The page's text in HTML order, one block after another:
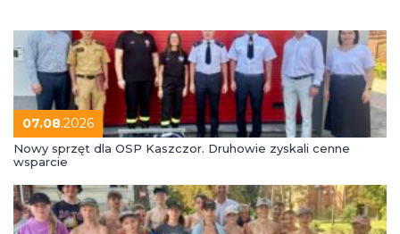
07.08.2026
Nowy sprzęt dla OSP Kaszczor. Druhowie zyskali cenne
wsparcie